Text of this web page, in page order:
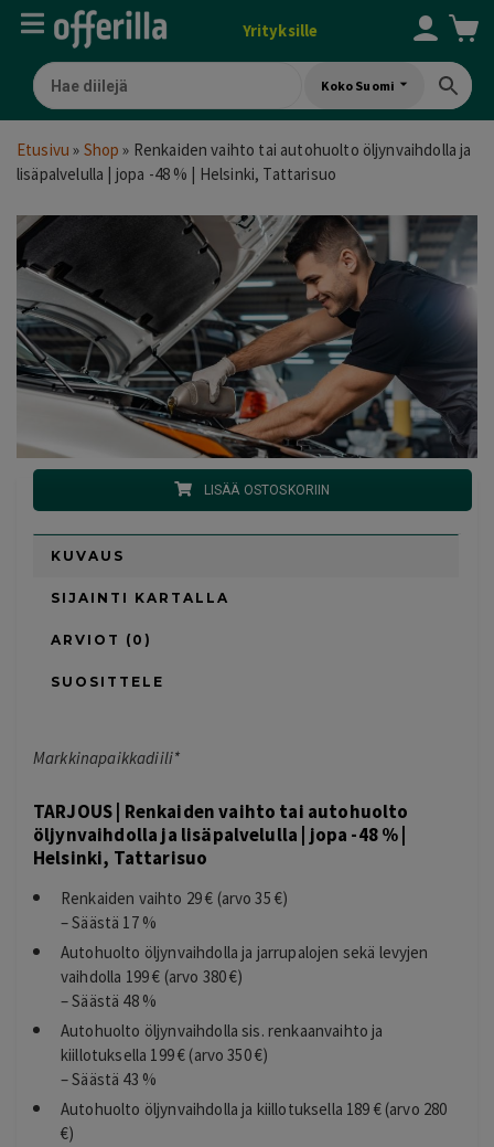
Yrityksille
Koko Suomi
Etusivu » Shop » Renkaiden vaihto tai autohuolto öljynvaihdolla ja
lisäpalvelulla | jopa -48 % | Helsinki, Tattarisuo
LISÄÄ OSTOSKORIIN
KUVAUS
SIJAINTI KARTALLA
ARVIOT (0)
SUOSITTELE
Markkinapaikkadiili*
TARJOUS | Renkaiden vaihto tai autohuolto
öljynvaihdolla ja lisäpalvelulla | jopa -48 % |
Helsinki, Tattarisuo
Renkaiden vaihto 29 € (arvo 35 €)
– Säästä 17 %
Autohuolto öljynvaihdolla ja jarrupalojen sekä levyjen
vaihdolla 199 € (arvo 380 €)
– Säästä 48 %
Autohuolto öljynvaihdolla sis. renkaanvaihto ja
kiillotuksella 199 € (arvo 350 €)
– Säästä 43 %
Autohuolto öljynvaihdolla ja kiillotuksella 189 € (arvo 280
€)